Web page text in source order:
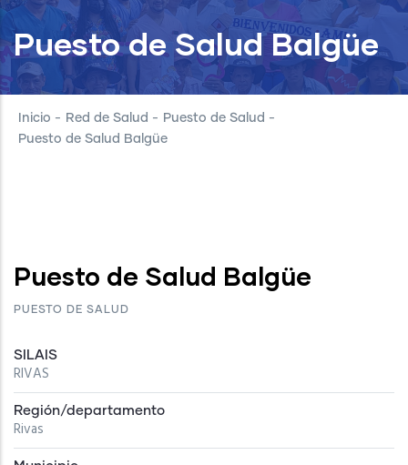
Puesto de Salud Balgüe
Inicio - Red de Salud - Puesto de Salud -
Puesto de Salud Balgüe
Puesto de Salud Balgüe
PUESTO DE SALUD
SILAIS
RIVAS
Región/departamento
Rivas